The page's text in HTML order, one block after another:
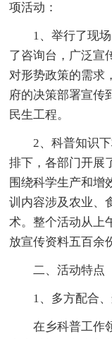
项活动：
1、举行了现
了咨询台，广泛宣
对形势政策的需求
府的决策部署宣传
民生工程。
2、科普知识
排下，各部门开展
围绕科学生产和增
训内容涉及农业、
术。整个活动从上
放宣传资料五百余
二、活动特点
1、多方配合
在乡科普工作